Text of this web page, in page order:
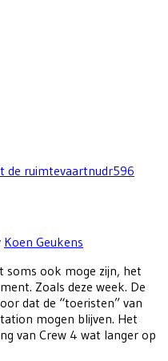
de ruimtevaartnudr596
Koen Geukens
soms ook moge zijn, het
Zoals deze week. De
dat de “toeristen” van
mogen blijven. Het
van Crew 4 wat langer op